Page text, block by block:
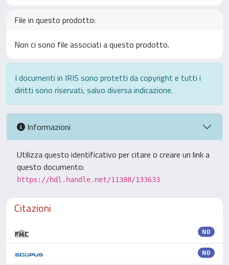
File in questo prodotto:
Non ci sono file associati a questo prodotto.
I documenti in IRIS sono protetti da copyright e tutti i
diritti sono riservati, salvo diversa indicazione.
Informazioni
Utilizza questo identificativo per citare o creare un link a
questo documento:
https://hdl.handle.net/11388/133633
Citazioni
ND
ND